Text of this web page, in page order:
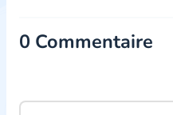
0 Commentaire